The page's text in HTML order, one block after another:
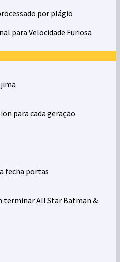
por plágio
para Velocidade Furiosa
para cada geração
fecha portas
terminar All Star Batman &